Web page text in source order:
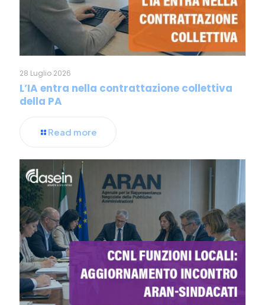
28 Luglio 2026
L’IA entra nella contrattazione collettiva
della PA
Read more